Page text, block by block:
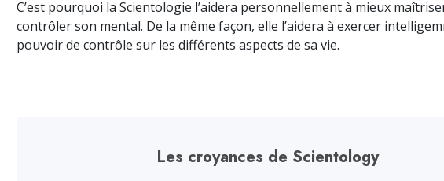
C’est pourquoi la Scientologie l’aidera personnellement à mieux
contrôler son mental. De la même façon, elle l’aidera à exercer
pouvoir de contrôle sur les différents aspects de sa vie.
Les croyances de Scientology